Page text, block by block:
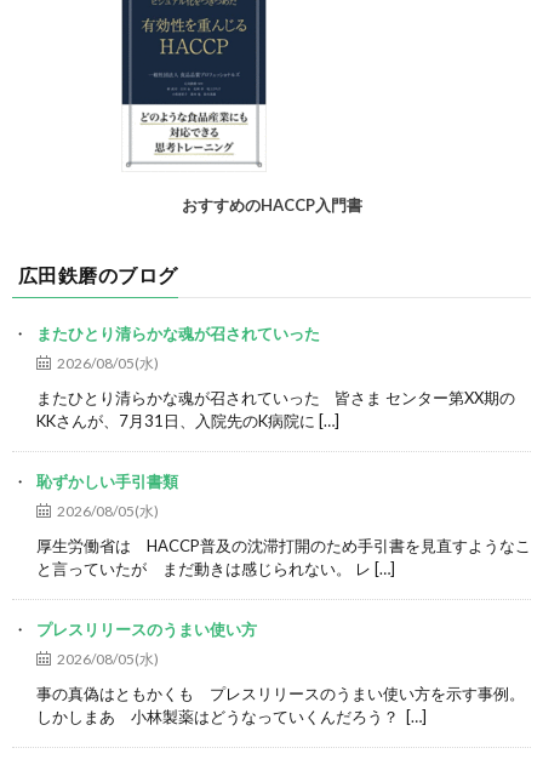
おすすめのHACCP入門書
広田鉄磨のブログ
またひとり清らかな魂が召されていった
2026/08/05(水)
またひとり清らかな魂が召されていった 皆さま センター第XX期の
KKさんが、7月31日、入院先のK病院に […]
恥ずかしい手引書類
2026/08/05(水)
厚生労働省は HACCP普及の沈滞打開のため手引書を見直すようなこ
と言っていたが まだ動きは感じられない。 レ […]
プレスリリースのうまい使い方
2026/08/05(水)
事の真偽はともかくも プレスリリースのうまい使い方を示す事例。
しかしまあ 小林製薬はどうなっていくんだろう？ […]